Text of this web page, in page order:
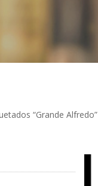
“Grande Alfredo”